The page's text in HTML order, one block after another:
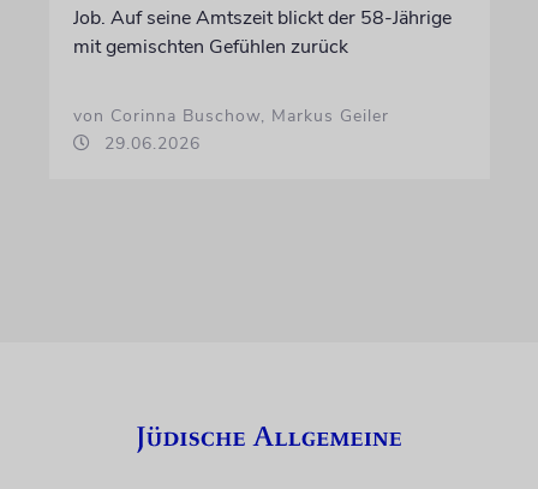
Job. Auf seine Amtszeit blickt der 58-Jährige
mit gemischten Gefühlen zurück
von Corinna Buschow, Markus Geiler
29.06.2026